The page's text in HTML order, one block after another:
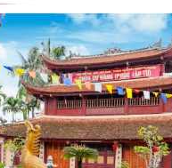
Phú Thái tổ chức Lễ bế
IV năm...
Ban Tuyên giáo và Dân
Thái trân...
Thái đã tổ chức Hội nghị